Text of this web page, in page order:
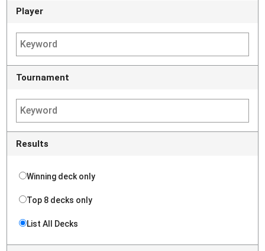
Player
Tournament
Results
Winning deck only
Top 8 decks only
List All Decks